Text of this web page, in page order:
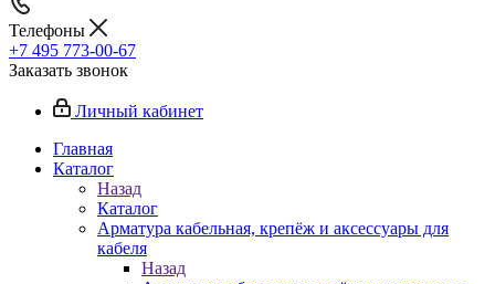
Телефоны
+7 495 773-00-67
Заказать звонок
Личный кабинет
Главная
Каталог
Назад
Каталог
Арматура кабельная, крепёж и аксессуары для
кабеля
Назад